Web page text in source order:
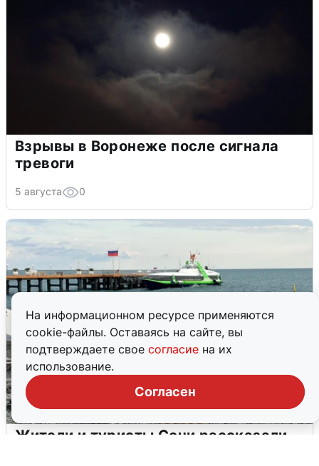
На информационном ресурсе применяются
cookie-файлы. Оставаясь на сайте, вы
подтверждаете свое согласие на их
использование.
Согласен
Взрывы в Воронеже после сигнала
тревоги
5 августа 0
Жители и туристы Сочи рассказали